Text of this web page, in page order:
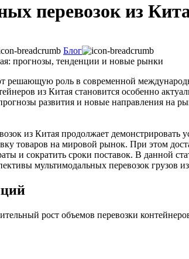
перевозок из
Блог
прогнозы, тенденции и новые рынки
решающую роль в современной
из Китая становится особенно
развития и новые направления на
из Китая продолжает демонстрировать
товаров на мировой рынок. При этом
и сократить сроки поставок. В данной
мультимодальных перевозок грузов
рост объемов перевозки